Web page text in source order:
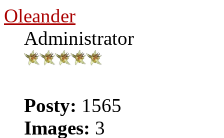
Oleander
Administrator
Posty: 1565
Images: 3